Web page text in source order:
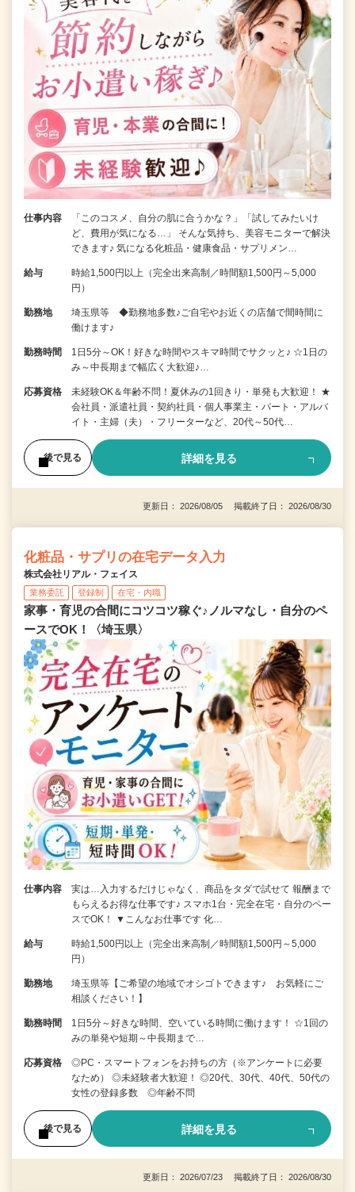
仕事内容
「このコスメ、自分の肌に合うかな？」「試してみたいけ
ど、費用が気になる…」 そんな気持ち、美容モニターで解決
できます♪ 気になる化粧品・健康食品・サプリメン…
給与
時給1,500円以上（完全出来高制／時間額1,500円～5,000
円）
勤務地
埼玉県等 ◆勤務地多数♪ご自宅やお近くの店舗で間時間に
働けます♪
勤務時間
1日5分～OK！好きな時間やスキマ時間でサクッと♪ ☆1日の
み～中長期まで幅広く大歓迎♪…
応募資格
未経験OK＆年齢不問！夏休みの1回きり・単発も大歓迎！ ★
会社員・派遣社員・契約社員・個人事業主・パート・アルバ
イト・主婦（夫）・フリーターなど、20代～50代…
後で見る 詳細を見る
更新日： 2026/08/05 掲載終了日： 2026/08/30
化粧品・サプリの在宅データ入力
株式会社リアル・フェイス
業務委託 登録制 在宅・内職
家事・育児の合間にコツコツ稼ぐ♪ノルマなし・自分のペ
ースでOK！〈埼玉県〉
仕事内容
実は…入力するだけじゃなく、商品をタダで試せて 報酬まで
もらえるお得な仕事です♪ スマホ1台・完全在宅・自分のペー
スでOK！ ▼こんなお仕事です 化…
給与
時給1,500円以上（完全出来高制／時間額1,500円～5,000
円）
勤務地
埼玉県等【ご希望の地域でオシゴトできます♪ お気軽にご
相談ください！】
勤務時間
1日5分～好きな時間、空いている時間に働けます！ ☆1回の
みの単発や短期～中長期まで…
応募資格
◎PC・スマートフォンをお持ちの方（※アンケートに必要
なため） ◎未経験者大歓迎！ ◎20代、30代、40代、50代の
女性の登録多数 ◎年齢不問
後で見る 詳細を見る
更新日： 2026/07/23 掲載終了日： 2026/08/30